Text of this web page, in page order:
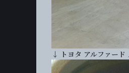
↓ トヨタ アルファード